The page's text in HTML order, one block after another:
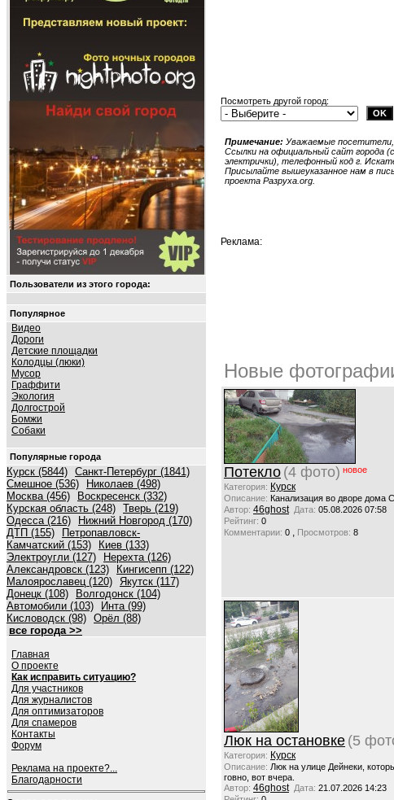
Пользователи из этого города:
Популярное
Видео
Дороги
Детские площадки
Колодцы (люки)
Мусор
Граффити
Экология
Долгострой
Бомжи
Собаки
Популярные города
Курск (5844) Санкт-Петербург (1841)
Смешное (536)
Николаев (498)
Москва (456)
Воскресенск (332)
Курская область (248) Тверь (219)
Одесса (216)
Нижний Новгород (170)
ДТП (155)
Петропавловск-
Камчатский (153)
Киев (133)
Электроугли (127)
Нерехта (126)
Александровск (123)
Кингисепп (122)
Малоярославец (120) Якутск (117)
Донецк (108)
Волгодонск (104)
Автомобили (103)
Инта (99)
Кисловодск (98) Орёл (88)
все города >>
Главная
О проекте
Как исправить ситуацию?
Для участников
Для журналистов
Для оптимизаторов
Для спамеров
Контакты
Форум
Реклама на проекте?...
Благодарности
Посмотреть другой город:
Примечание: Уважаемые посетители,
Ссылки на официальный сайт города
электрички), телефонный код г.
Присылайте вышеуказанное нам в
проекта Разруха.org.
Реклама:
Новые
Потекло (4 фото) новое
Категория: Курск
Описание: Канализация во дворе дома
Автор: 46ghost Дата: 05.08.2026 07:58
Рейтинг: 0
Комментарии: 0 , Просмотров: 8
Люк на остановке (5
Категория: Курск
Описание: Люк на улице Дейнеки,
говно, вот вчера.
Автор: 46ghost Дата: 21.07.2026 14:23